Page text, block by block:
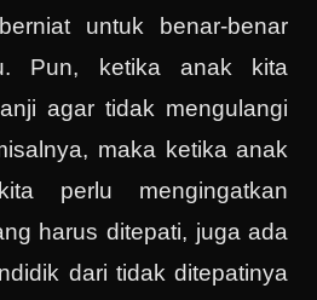
untuk benar-benar
Pun, ketika anak kita
agar tidak mengulangi
maka ketika anak
perlu mengingatkan
harus ditepati, juga ada
dari tidak ditepatinya